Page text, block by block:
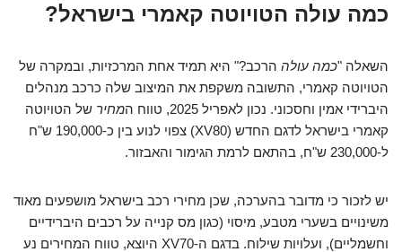
כמה עולה הטויוטה קאמרי בישראל?
השאלה "כמה עולה הרכב?" היא תמיד אחת המרכזיות, ובמקרה של
הטויוטה קאמרי, התשובה משקפת את המיצוב שלה כרכב מנהלים
היברידי אמין וחסכוני. נכון לאפריל 2025, טווח ה
מחיר של הטויוטה
קאמרי בישראל לדגם החדש (XV80) צפוי לנוע בין כ-190,000 ש"ח
ל-230,000 ש"ח, בהתאם לרמת הגימור והאבזור.
יש לזכור כי מדובר בהערכה, שכן מחירי רכב בישראל מושפעים מאוד
משינויים בשערי מטבע, מיסוי (כגון מס קנייה על רכבים היברידיים
וחשמליים), ועלויות שילוח. בדגם ה-XV70 היוצא, טווח המחירים נע